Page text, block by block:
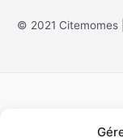
© 2021 Citemomes